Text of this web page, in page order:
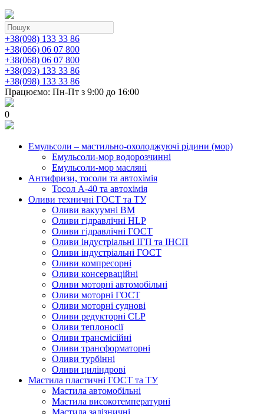
+38(098) 133 33 86
+38(066) 06 07 800
+38(068) 06 07 800
+38(093) 133 33 86
+38(098) 133 33 86
Працюємо: Пн-Пт з 9:00 до 16:00
0
Емульсоли – мастильно-охолоджуючі рідини (мор)
Емульсоли-мор водорозчинні
Емульсоли-мор масляні
Антифризи, тосоли та автохімія
Тосол А-40 та автохімія
Оливи техничні ГОСТ та ТУ
Оливи вакуумні ВМ
Оливи гідравлічні HLP
Оливи гідравлічні ГОСТ
Оливи індустріальні ІГП та ІНСП
Оливи індустріальні ГОСТ
Оливи компресорні
Оливи консерваційні
Оливи моторні автомобільні
Оливи моторні ГОСТ
Оливи моторні суднові
Оливи редукторні CLP
Оливи теплоносії
Оливи трансмісійні
Оливи трансформаторні
Оливи турбінні
Оливи циліндрові
Мастила пластичні ГОСТ та ТУ
Мастила автомобільні
Мастила високотемпературні
Мастила залізничні